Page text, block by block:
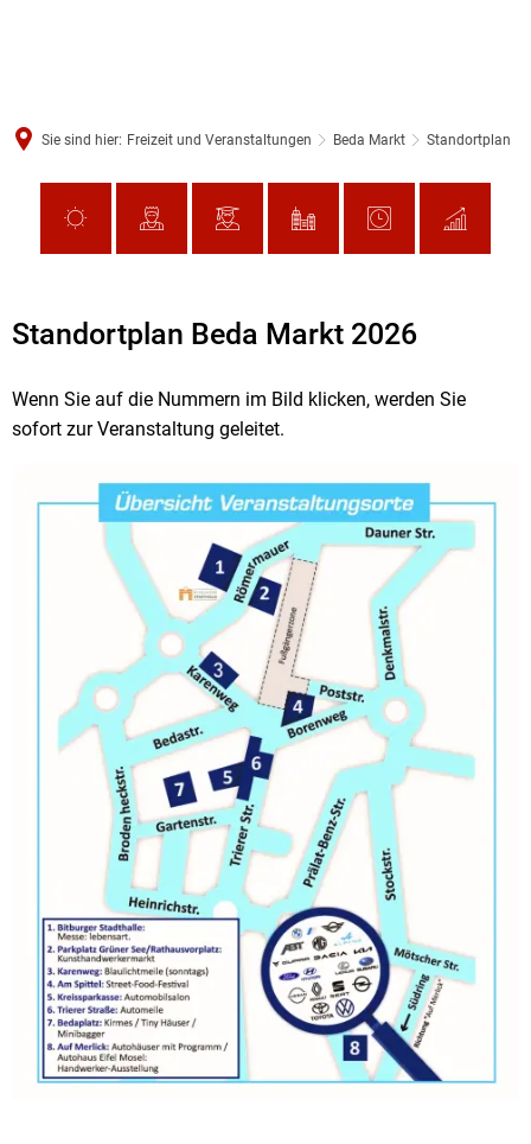
Sie sind hier: Freizeit und Veranstaltungen Beda Markt Standortplan
Standortplan Beda Markt 2026
Wenn Sie auf die Nummern im Bild klicken, werden Sie
sofort zur Veranstaltung geleitet.